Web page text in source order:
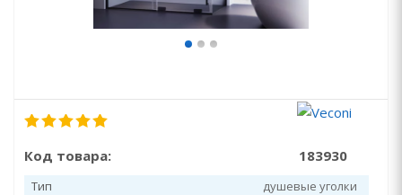
Код товара: 183930
Тип
душевые уголки